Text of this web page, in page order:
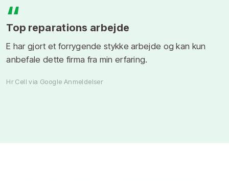
“
Top reparations arbejde
E har gjort et forrygende stykke arbejde og kan kun
anbefale dette firma fra min erfaring.
Hr Cell via Google Anmeldelser